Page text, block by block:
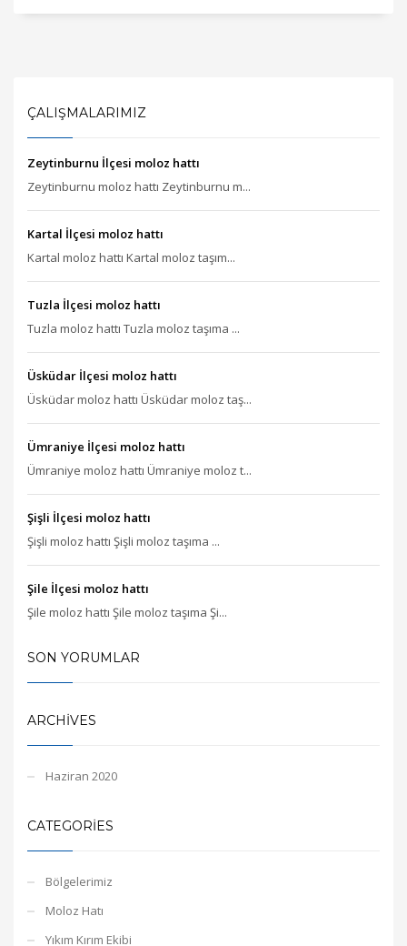
ÇALIŞMALARIMIZ
Zeytinburnu İlçesi moloz hattı
Zeytinburnu moloz hattı Zeytinburnu m...
Kartal İlçesi moloz hattı
Kartal moloz hattı Kartal moloz taşım...
Tuzla İlçesi moloz hattı
Tuzla moloz hattı Tuzla moloz taşıma ...
Üsküdar İlçesi moloz hattı
Üsküdar moloz hattı Üsküdar moloz taş...
Ümraniye İlçesi moloz hattı
Ümraniye moloz hattı Ümraniye moloz t...
Şişli İlçesi moloz hattı
Şişli moloz hattı Şişli moloz taşıma ...
Şile İlçesi moloz hattı
Şile moloz hattı Şile moloz taşıma Şi...
SON YORUMLAR
ARCHIVES
Haziran 2020
CATEGORIES
Bölgelerimiz
Moloz Hatı
Yıkım Kırım Ekibi